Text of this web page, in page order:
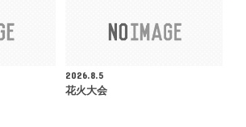
2026.8.5
花火大会